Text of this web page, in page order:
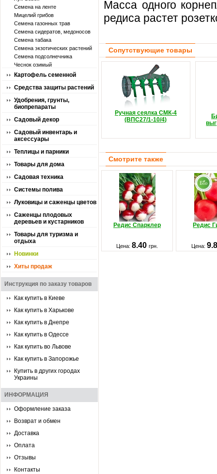
Семена на ленте
Мицелий грибов
Семена газонных трав
Семена сидератов, медоносов
Семена табака
Семена экзотических растений
Семена подсолнечника
Чеснок озимый
Картофель семенной
Средства защиты растений
Удобрения, грунты,
биопрепараты
Садовый декор
Садовый инвентарь и
аксессуары
Теплицы и парники
Товары для дома
Садовая техника
Системы полива
Луковицы и саженцы цветов
Саженцы плодовых
деревьев и кустарников
Товары для туризма и
отдыха
Новинки
Хиты продаж
Инструкция по заказу товаров
Как купить в Киеве
Как купить в Харькове
Как купить в Днепре
Как купить в Одессе
Как купить во Львове
Как купить в Запорожье
Купить в других городах
Украины
ИНФОРМАЦИЯ
Оформление заказа
Возврат и обмен
Доставка
Оплата
Отзывы
Контакты
Масса одного
редиса растет
Сопутствующие товары
Ручная сеялка СМК-4
(ВПС27/1-10/4)
Смотрите также
Редис Спарклер Редис
Цена: 8.40 грн. Цена: